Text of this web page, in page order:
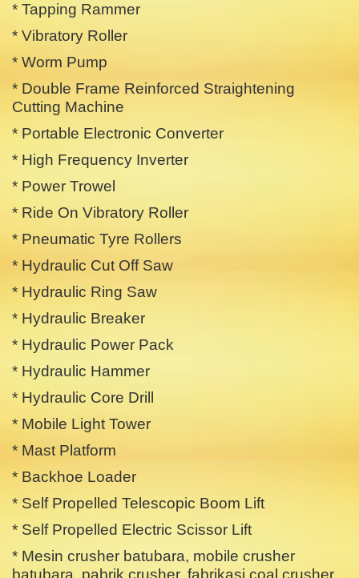
* Tapping Rammer
* Vibratory Roller
* Worm Pump
* Double Frame Reinforced Straightening
Cutting Machine
* Portable Electronic Converter
* High Frequency Inverter
* Power Trowel
* Ride On Vibratory Roller
* Pneumatic Tyre Rollers
* Hydraulic Cut Off Saw
* Hydraulic Ring Saw
* Hydraulic Breaker
* Hydraulic Power Pack
* Hydraulic Hammer
* Hydraulic Core Drill
* Mobile Light Tower
* Mast Platform
* Backhoe Loader
* Self Propelled Telescopic Boom Lift
* Self Propelled Electric Scissor Lift
* Mesin crusher batubara, mobile crusher
batubara, pabrik crusher, fabrikasi coal crusher